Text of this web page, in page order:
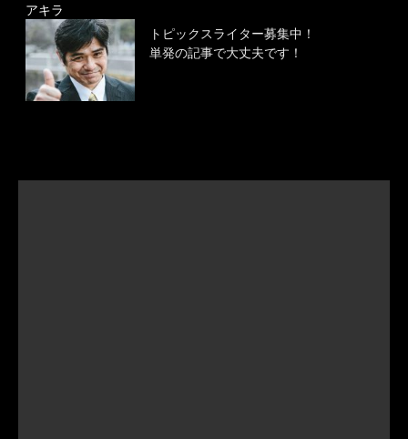
アキラ
トピックスライター募集中！
単発の記事で大丈夫です！